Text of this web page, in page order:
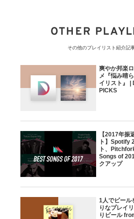
OTHER
その他のプレイリスト紹介記
爽やか邦楽
メ『悩み晴
イリスト』 |
PICKS
【2017年振
ト】Spotify
ト、
Songs of
クアップ
1人でビール
りなプレイ
りビール